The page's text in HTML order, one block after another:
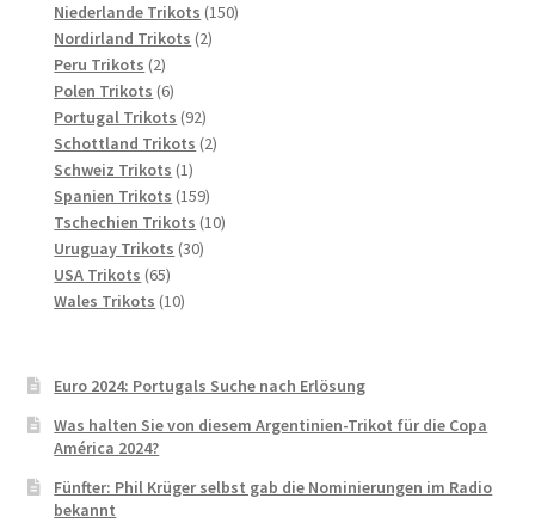
Produkte
Niederlande Trikots 150150
Nordirland Trikots 22
Peru Trikots 22
Produkte
Polen Trikots 66
Produkte
Portugal Trikots 9292
Produkte
Schottland Trikots 22
Schweiz Trikots 11
Produkt
Spanien Trikots 159159
Produkte
Tschechien Trikots 1010
Uruguay Trikots 3030
USA Trikots 6565
Produkte
Wales Trikots 1010
Euro 2024: Portugals Suche nach Erlösung
Was halten Sie von diesem Argentinien-Trikot für die Copa
América 2024?
Fünfter: Phil Krüger selbst gab die Nominierungen im Radio
bekannt